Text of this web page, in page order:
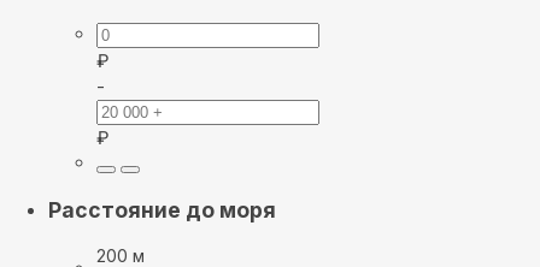
₽
-
₽
Расстояние до моря
200 м